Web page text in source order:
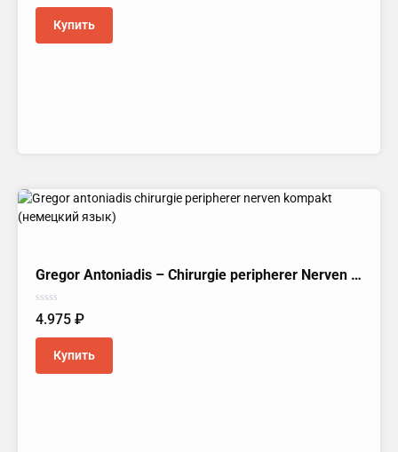
5
Купить
Gregor Antoniadis – Chirurgie peripherer Nerven kompakt (Немецкий язык)
Оценка
0
5
4.975 ₽
Купить